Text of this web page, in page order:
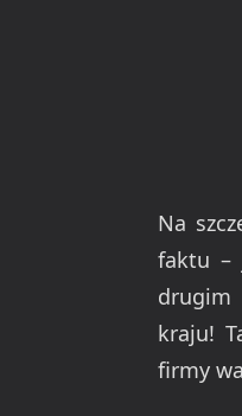
Na
faktu –
drugim
kraju!
firmy